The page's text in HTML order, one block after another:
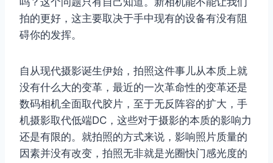
拍的更好，这主要取决于手中现有的设备有没有阻
碍你的发挥。
自从现代摄影诞生伊始，拍照这件事儿从本质上就
没有什么大的变革，最近的一次革命性的变革还是
数码相机全面取代胶片，至于无反阵容的扩大，手
机摄影取代低端DC，这些对于摄影的本质的影响力
还是有限的。就拍照的方式来说，影响照片质量的
因素并没有改变，拍照无非就是光圈快门感光度的